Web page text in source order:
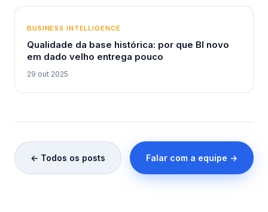
BUSINESS INTELLIGENCE
Qualidade da base histórica: por que BI novo
em dado velho entrega pouco
29 out 2025
← Todos os posts Falar com a equipe →